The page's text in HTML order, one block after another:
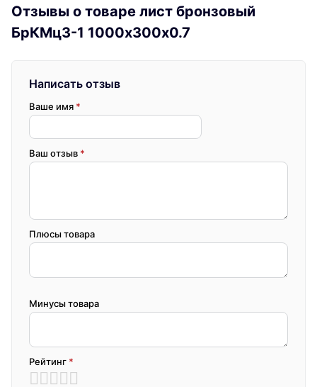
Отзывы о товаре лист бронзовый
БрКМц3-1 1000х300х0.7
Написать отзыв
Ваше имя *
Ваш отзыв *
Плюсы товара
Минусы товара
Рейтинг *